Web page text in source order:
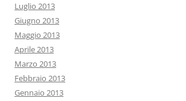
Luglio 2013
Giugno 2013
Maggio 2013
Aprile 2013
Marzo 2013
Febbraio 2013
Gennaio 2013